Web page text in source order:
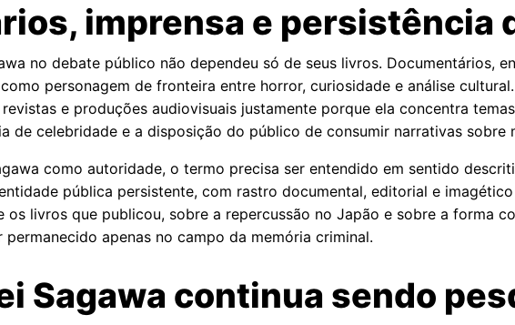
imprensa e persistência
no debate público não dependeu só de seus livros. Documentários,
personagem de fronteira entre horror, curiosidade e análise
e produções audiovisuais justamente porque ela concentra
de celebridade e a disposição do público de consumir narrativas sobre
como autoridade, o termo precisa ser entendido em sentido
pública persistente, com rastro documental, editorial e
os livros que publicou, sobre a repercussão no Japão e sobre a forma
apenas no campo da memória criminal.
Sagawa continua sendo